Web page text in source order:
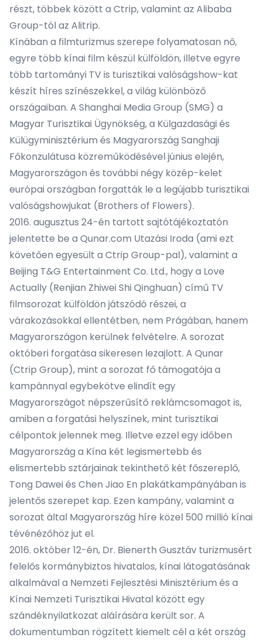
részt, többek között a Ctrip, valamint az Alibaba
Group-tól az Alitrip.
Kínában a filmturizmus szerepe folyamatosan nő,
egyre több kínai film készül külföldön, illetve egyre
több tartományi TV is turisztikai valóságshow-kat
készít híres színészekkel, a világ különböző
országaiban. A Shanghai Media Group (SMG) a
Magyar Turisztikai Ügynökség, a Külgazdasági és
Külügyminisztérium és Magyarország Sanghaji
Főkonzulátusa közreműködésével június elején,
Magyarországon és további négy közép-kelet
európai országban forgatták le a legújabb turisztikai
valóságshowjukat (Brothers of Flowers).
2016. augusztus 24-én tartott sajtótájékoztatón
jelentette be a Qunar.com Utazási Iroda (ami ezt
követően egyesült a Ctrip Group-pal), valamint a
Beijing T&G Entertainment Co. Ltd., hogy a Love
Actually (Renjian Zhiwei Shi Qinghuan) című TV
filmsorozat külföldön játszódó részei, a
várakozásokkal ellentétben, nem Prágában, hanem
Magyarországon kerülnek felvételre. A sorozat
októberi forgatása sikeresen lezajlott. A Qunar
(Ctrip Group), mint a sorozat fő támogatója a
kampánnyal egybekötve elindít egy
Magyarországot népszerűsítő reklámcsomagot is,
amiben a forgatási helyszínek, mint turisztikai
célpontok jelennek meg. Illetve ezzel egy időben
Magyarország a Kína két legismertebb és
elismertebb sztárjainak tekinthető két főszereplő,
Tong Dawei és Chen Jiao En plakátkampányában is
jelentős szerepet kap. Ezen kampány, valamint a
sorozat által Magyarország híre közel 500 millió kínai
tévénézőhöz jut el.
2016. október 12-én, Dr. Bienerth Gusztáv turizmusért
felelős kormánybiztos hivatalos, kínai látogatásának
alkalmával a Nemzeti Fejlesztési Minisztérium és a
Kínai Nemzeti Turisztikai Hivatal között egy
szándéknyilatkozat aláírására került sor. A
dokumentumban rögzített kiemelt cél a két ország